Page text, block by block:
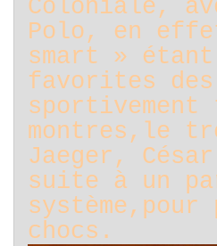
Coloniale,
Polo, en
smart »
favorites
montres,le
Jaeger,
suite à un
chocs.